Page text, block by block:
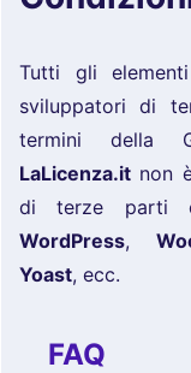
Tutti gli
sviluppatori di
termini della
LaLicenza.it non
di terze parti
WordPress,
Yoast, ecc.
FAQ